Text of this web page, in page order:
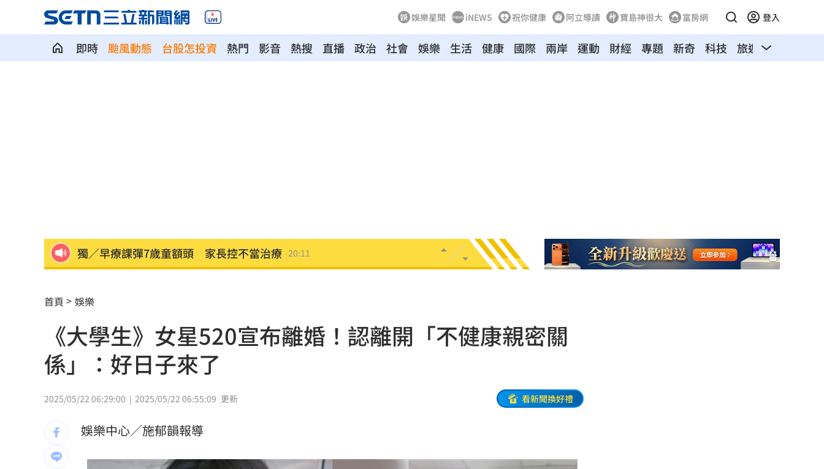
娛樂星聞 iNEWS 祝你健康 阿立導讀 寶島神很大 富房網 登入
即時 颱風動態 台股怎投資 熱門 影音 熱搜 直播 政治 社會 娛樂 生活 健康 國際 兩岸 運動 財經 專題 新奇 科技 旅遊 汽車
AKIRA開唱藏彩蛋！兒子首度驚喜獻「聲」 20:06
驚傳駭客猛攻華爾街 多家受害者已吐贖金
公推孫散步遭撞亡 女慟:沒有爸爸的父親節 19:42
台南大貨車、自小客事故 1名駕駛死亡
崔立于高雄開唱 台下讓他氣噗噗：隨便啦
兄弟打線突破後勁 黃韋盛3打點率隊2連勝
首頁 娛樂
《大學生》女星520宣布離婚！認離開「不健康親密關
係」：好日子來了
2025/05/22 06:29:00 2025/05/22 06:55:09 更新 看新聞換好禮
娛樂中心／施郁韻報導